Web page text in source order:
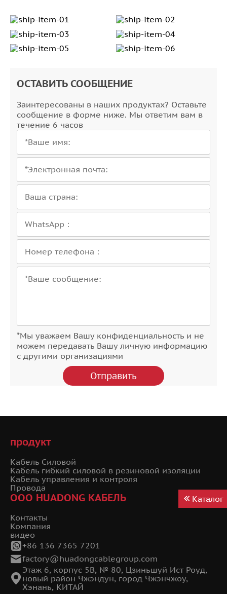
ОСТАВИТЬ СООБЩЕНИЕ
Заинтересованы в наших продуктах? Оставьте
сообщение в форме ниже. Мы ответим вам в
течение 6 часов
*Мы уважаем Вашу конфиденциальность и не
можем передавать Вашу личную информацию
с другими организациями
Каталог
продукт
Кабель Силовой
Кабель гибкий силовой в резиновой изоляции
Кабель управления и контроля
Провода
ООО HUADONG КАБЕЛЬ
Контакты
Компания
видео
+86 136 7365 7201
factory@huadongcablegroup.com
Этаж 6, корпус 5B, № 80, Цзиньшуй Ист Роуд,
новый район Чжэндун, город Чжэнчжоу,
Хэнань, КИТАЙ